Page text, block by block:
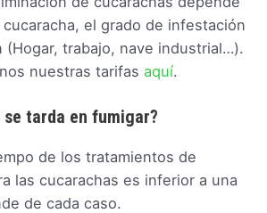
el grado de infestación
(Hogar, trabajo, nave industrial…).
nuestras tarifas aquí.
tarda en fumigar?
de los tratamientos de
las cucarachas es inferior a una
de cada caso.